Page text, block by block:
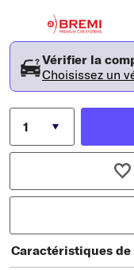
Vérifier la
Choisissez un
Caractéristiques